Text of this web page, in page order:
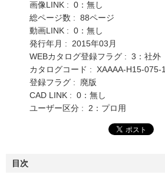
画像LINK : 0：無し
総ページ数 : 88ページ
動画LINK : 0：無し
発行年月 : 2015年03月
WEBカタログ登録フラグ : 3：社外
カタログコード : XAAAA-H15-075-1
登録フラグ : 廃版
CAD LINK : 0：無し
ユーザー区分 : 2：プロ用
目次